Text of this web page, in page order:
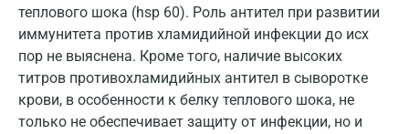
теплового шока (hsp 60). Роль антител при развитии
иммунитета против хламидийной инфекции до исх
пор не выяснена. Кроме того, наличие высоких
титров противохламидийных антител в сыворотке
крови, в особенности к белку теплового шока, не
только не обеспечивает защиту от инфекции, но и
Королев
Кострома
Котельники
Красногорск